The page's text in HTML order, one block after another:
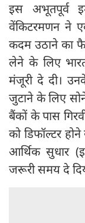
इस अभूतपूर्व
वेंकिटरमणन ने
कदम उठाने का
लेने के लिए
मंजूरी दे दी।
जुटाने के लिए
बैंकों के पास
को डिफॉल्टर
आर्थिक सुधार
जरूरी समय दे